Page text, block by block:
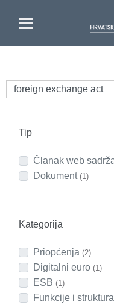
Tip
Članak web
Dokument (1)
Kategorija
Priopćenja (2)
Digitalni euro (1)
ESB (1)
Funkcije i struktura